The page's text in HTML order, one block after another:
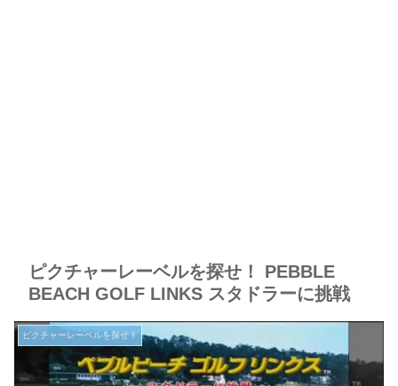
ピクチャーレーベルを探せ！ PEBBLE
BEACH GOLF LINKS スタドラーに挑戦
ピクチャーレーベルを探せ！